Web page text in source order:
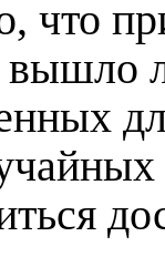
что
вышло